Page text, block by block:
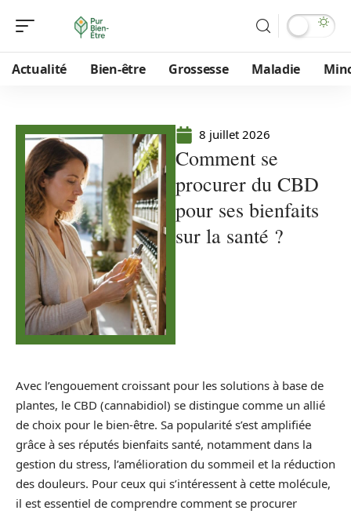
Actualité Bien-être Grossesse Maladie
8 juillet 2026
Comment se
procurer du CBD
pour ses bienfaits
sur la santé ?
Avec l’engouement croissant pour les solutions à base de
plantes, le CBD (cannabidiol) se distingue comme un allié
de choix pour le bien-être. Sa popularité s’est amplifiée
grâce à ses réputés bienfaits santé, notamment dans la
gestion du stress, l’amélioration du sommeil et la réduction
des douleurs. Pour ceux qui s’intéressent à cette molécule,
il est essentiel de comprendre comment se procurer